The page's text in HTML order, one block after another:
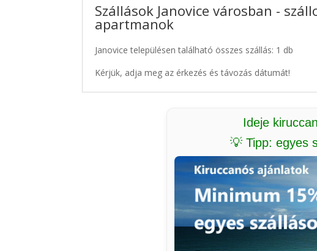
Szállások Janovice városban -
apartmanok
Janovice településen található összes szállás: 1 db
Kérjük, adja meg az érkezés és távozás dátumát!
Ideje
💡 Tipp: egyes